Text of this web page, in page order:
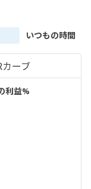
いつもの時間
ーブ
利益%